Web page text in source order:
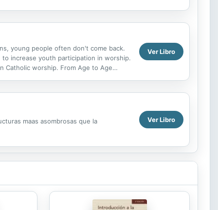
young people often don't come back.
increase youth participation in worship.
Catholic worship. From Age to Age
Ver Libro
maas asombrosas que la Ver Libro